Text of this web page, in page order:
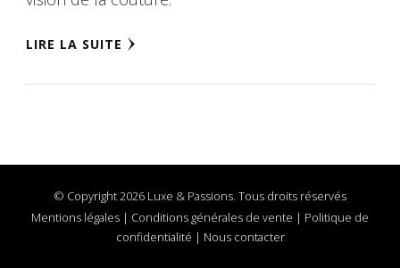
LIRE LA SUITE
© Copyright 2026 Luxe & Passions. Tous droits réservés
Mentions légales | Conditions générales de vente | Politique de
confidentialité | Nous contacter